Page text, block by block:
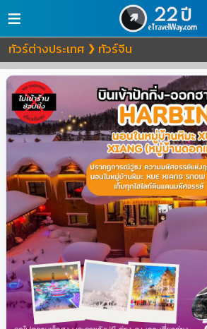
≡
ทัวร์ต่างประเทศ ❯ ทัวร์จีน